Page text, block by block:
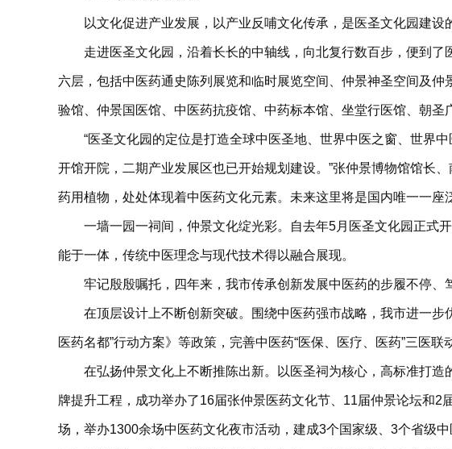
以文化促进产业发展，以产业反哺文化传承，是医圣文化园建
走进医圣文化园，沿着长长的中轴线，向北复行数百步，便到
六层，包括中医药通史陈列展览和临时展览空间、仲景神圣空间及
验馆、仲景国医馆、中医药抗疫馆、中药标本馆、坐堂行医馆、朝
“医圣文化园的定位是打造全球中医圣地、世界中医之窗、世界
开馆开院，二期产业发展区也已开始规划建设。”张仲景博物馆馆长
药用植物，处处体现着中医药文化元素。未来这里将是国内唯一一
一墙一园一祠间，仲景文化绽光彩。自去年5月医圣文化园正式
能于一体，传统中医理念与现代技术得以融合展现。
牢记殷殷嘱托，四年来，我市传承创新发展中医药的步履不停、
在顶层设计上不断创新突破。围绕中医药强市战略，我市进一
医药名都”行动方案》等政策，完善中医药“医保、医疗、医药”三医
在弘扬仲景文化上不断推陈出新。以医圣祠为核心，高标准打
牌提升工程，成功举办了16届张仲景医药文化节、11届仲景论坛和2
场，举办1300余场中医药文化夜市活动，建成3个国家级、3个省级